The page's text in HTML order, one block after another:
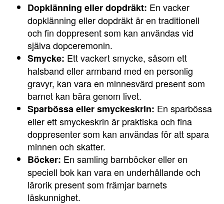
Dopklänning eller dopdräkt: En vacker
dopklänning eller dopdräkt är en traditionell
och fin doppresent som kan användas vid
själva dopceremonin.
Smycke: Ett vackert smycke, såsom ett
halsband eller armband med en personlig
gravyr, kan vara en minnesvärd present som
barnet kan bära genom livet.
Sparbössa eller smyckeskrin: En sparbössa
eller ett smyckeskrin är praktiska och fina
doppresenter som kan användas för att spara
minnen och skatter.
Böcker: En samling barnböcker eller en
speciell bok kan vara en underhållande och
lärorik present som främjar barnets
läskunnighet.